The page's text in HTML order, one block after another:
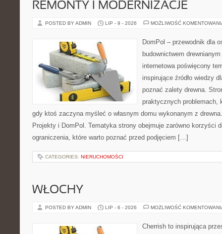
REMONTY I MODERNIZACJE
POSTED BY ADMIN LIP - 9 - 2026 MOŻLIWOŚĆ
DomPol – przewodnik dla
budownictwem
internetowa poświęcony
inspirujące źródło wiedzy
poznać zalety drewna.
praktycznych problemach,
gdy ktoś zaczyna myśleć o własnym domu wykonanym z
Projekty i DomPol. Tematyka strony obejmuje zarówno korzyści
ograniczenia, które warto poznać przed podjęciem […]
CATEGORIES: NIERUCHOMOŚCI
WŁOCHY
POSTED BY ADMIN LIP - 6 - 2026 MOŻLIWOŚĆ
Cherrish to inspirująca